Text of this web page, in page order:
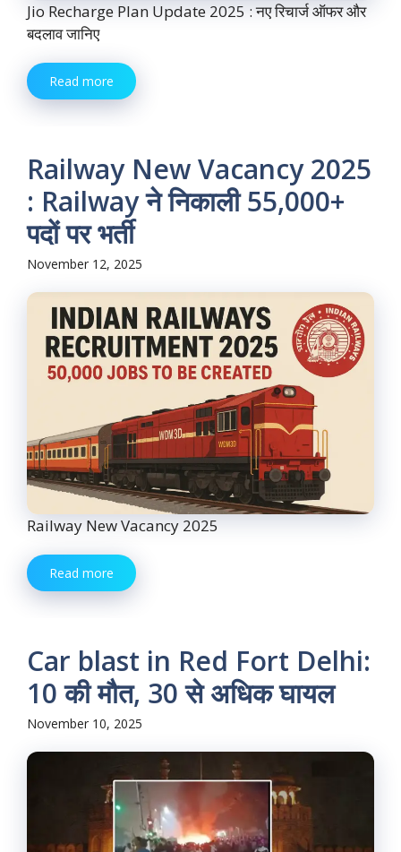
Jio Recharge Plan Update 2025 : नए रिचार्ज ऑफर और
बदलाव जानिए
Read more
Railway New Vacancy 2025
: Railway ने निकाली 55,000+
पदों पर भर्ती
November 12, 2025
Railway New Vacancy 2025
Read more
Car blast in Red Fort Delhi:
10 की मौत, 30 से अधिक घायल
November 10, 2025